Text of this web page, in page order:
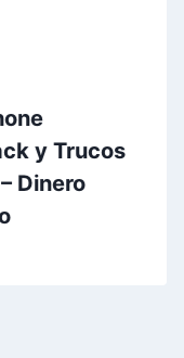
y Trucos
Dinero